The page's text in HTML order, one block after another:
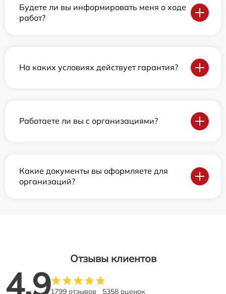
Будете ли вы информировать меня о ходе
работ?
На каких условиях действует гарантия?
Работаете ли вы с организациями?
Какие документы вы оформляете для
организаций?
Отзывы клиентов
4.91799 отзывов 5358 оценок